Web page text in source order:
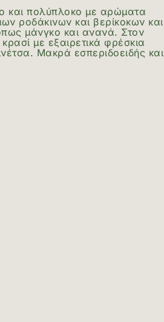
και πολύπλοκο με αρώματα
ροδάκινων και βερίκοκων και
μάνγκο και ανανά. Στον
με εξαιρετικά φρέσκια
Μακρά εσπεριδοειδής και